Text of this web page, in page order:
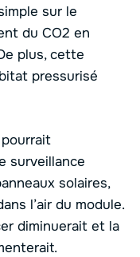
sur le
du CO2 en
plus, cette
pressurisé
surveillance
solaires,
l’air du module.
diminuerait et la